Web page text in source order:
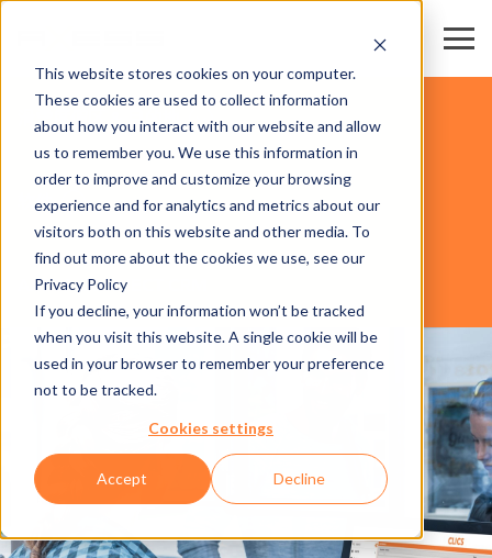
This website stores cookies on your computer.
These cookies are used to collect information
about how you interact with our website and allow
us to remember you. We use this information in
order to improve and customize your browsing
experience and for analytics and metrics about our
visitors both on this website and other media. To
find out more about the cookies we use, see our
Privacy Policy
If you decline, your information won’t be tracked
when you visit this website. A single cookie will be
used in your browser to remember your preference
not to be tracked.
Cookies settings
Accept Decline
AXESS CONNECT CRM
软件
滑雪度假区 & 目的地